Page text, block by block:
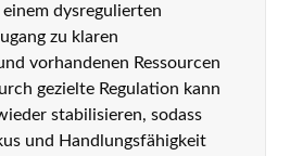
dysregulierten
zu klaren
vorhandenen Ressourcen
gezielte Regulation kann
stabilisieren, sodass
und Handlungsfähigkeit